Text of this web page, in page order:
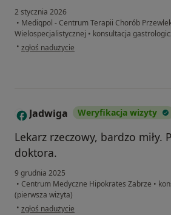
2 stycznia 2026
• Mediqpol - Centrum Terapii Chorób
Wielospecjalistycznej • konsultacja
• w opinii użytkownika Karolina Lacek
zgłoś nadużycie
J Jadwiga Weryfikacja wizyty
Lekarz rzeczowy, bardzo miły.
doktora.
9 grudnia 2025
• Centrum Medyczne Hipokrates Zabrze •
(pierwsza wizyta)
• w opinii użytkownika Jadwiga
zgłoś nadużycie